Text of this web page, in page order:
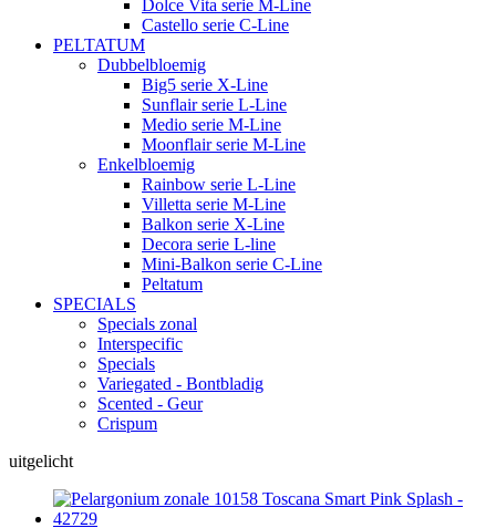
Dolce Vita serie M-Line
Castello serie C-Line
PELTATUM
Dubbelbloemig
Big5 serie X-Line
Sunflair serie L-Line
Medio serie M-Line
Moonflair serie M-Line
Enkelbloemig
Rainbow serie L-Line
Villetta serie M-Line
Balkon serie X-Line
Decora serie L-line
Mini-Balkon serie C-Line
Peltatum
SPECIALS
Specials zonal
Interspecific
Specials
Variegated - Bontbladig
Scented - Geur
Crispum
uitgelicht